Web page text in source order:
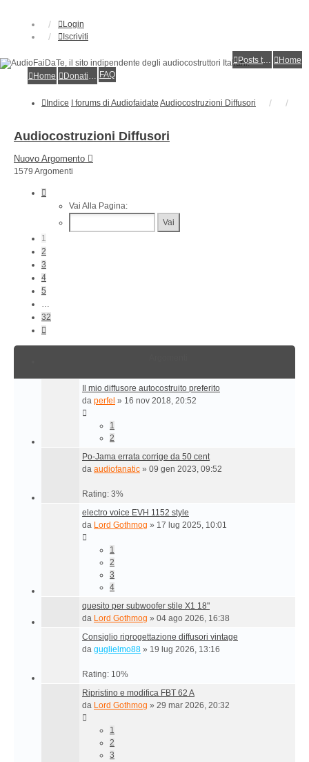
Login
Iscriviti
Posts toplist
Home
Home
Donations FAQ
Indice I forums di Audiofaidate Audiocostruzioni Diffusori
Audiocostruzioni Diffusori
Nuovo Argomento
1579 Argomenti
Vai Alla Pagina:
1
2
3
4
5
…
32
Il mio diffusore autocostruito preferito
da perfel » 16 nov 2018, 20:52
1
2
Po-Jama errata corrige da 50 cent
da audiofanatic » 09 gen 2023, 09:52
Rating: 3%
electro voice EVH 1152 style
da Lord Gothmog » 17 lug 2025, 10:01
1
2
3
4
quesito per subwoofer stile X1 18"
da Lord Gothmog » 04 ago 2026, 16:38
Consiglio riprogettazione diffusori vintage
da guglielmo88 » 19 lug 2026, 13:16
Rating: 10%
Ripristino e modifica FBT 62 A
da Lord Gothmog » 29 mar 2026, 20:32
1
2
3